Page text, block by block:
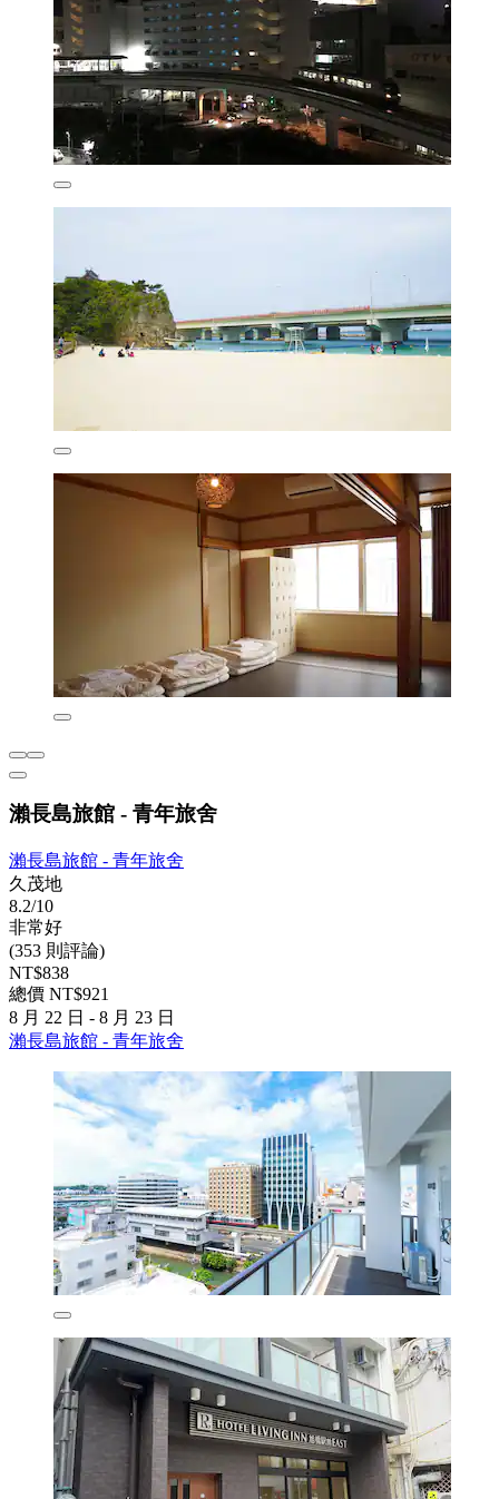
瀨長島旅館 - 青年旅舍
瀨長島旅館 - 青年旅舍
久茂地
8.2/10
非常好
(353 則評論)
NT$838
總價 NT$921
8 月 22 日 - 8 月 23 日
瀨長島旅館 - 青年旅舍